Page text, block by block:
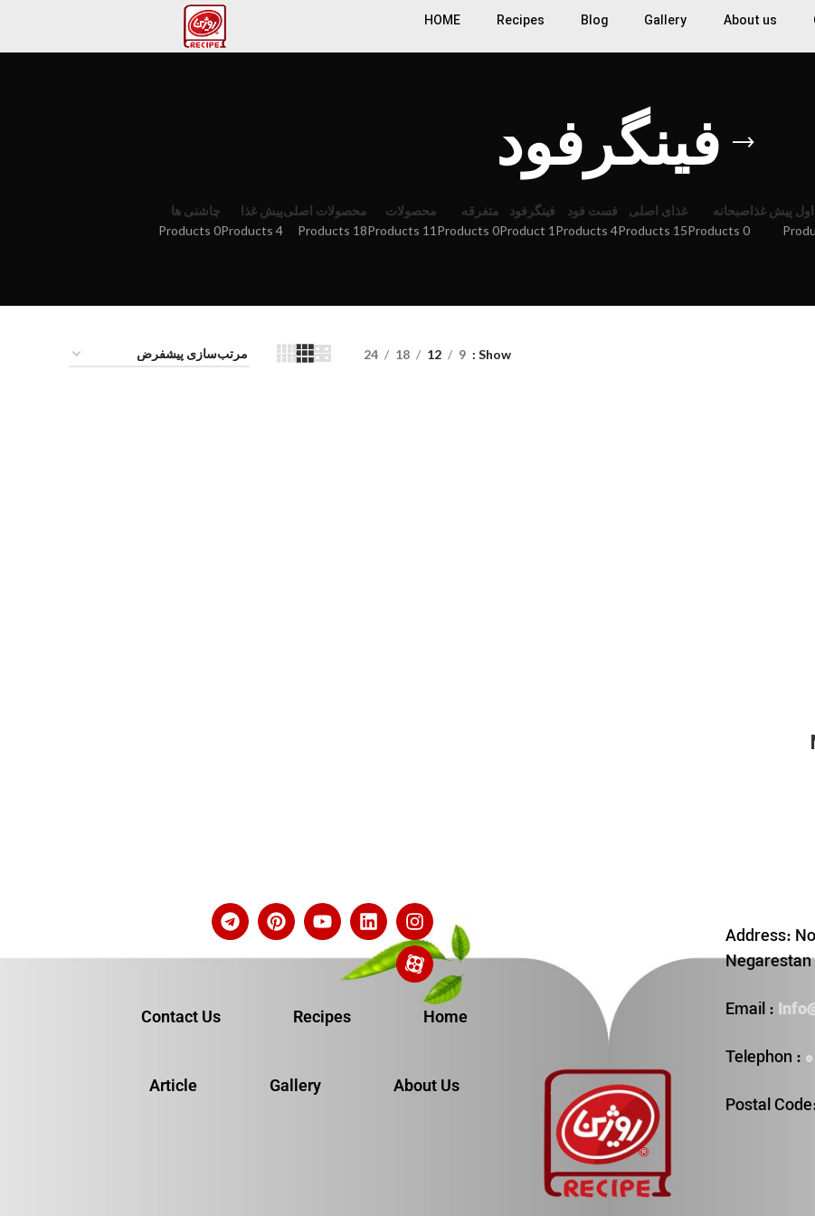
About us
Gallery
Blog
Recipes
HOME
فینگرفود
پیش غذاصبحانه
0 Products
غذای اصلی
15 Products
فست فود
4 Products
فینگرفود
1 Product
متفرقه
0 Products
محصولات
11 Products
محصولات اصلی
18 Products
پیش غذا
4 Products
چاشنی ها
0 Products
Show
9
12
18
24
Address:
Email :
Telephon :
Postal
Home
Recipes
Contact Us
About Us
Gallery
Article